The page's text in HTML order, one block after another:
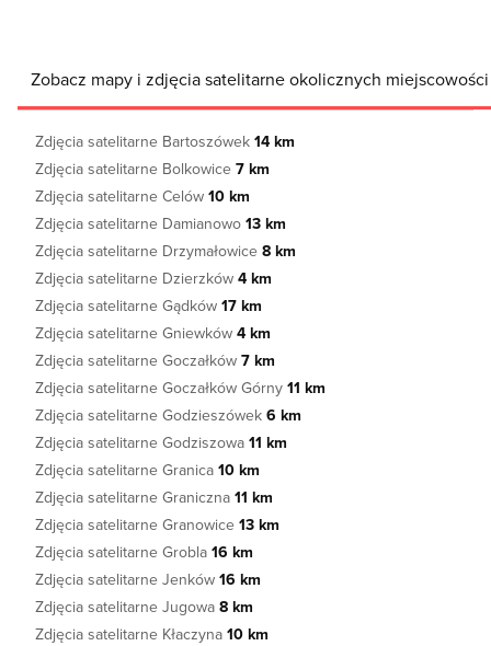
Zobacz mapy i zdjęcia satelitarne okolicznych
Zdjęcia satelitarne Bartoszówek 14 km
Zdjęcia satelitarne Bolkowice 7 km
Zdjęcia satelitarne Celów 10 km
Zdjęcia satelitarne Damianowo 13 km
Zdjęcia satelitarne Drzymałowice 8 km
Zdjęcia satelitarne Dzierzków 4 km
Zdjęcia satelitarne Gądków 17 km
Zdjęcia satelitarne Gniewków 4 km
Zdjęcia satelitarne Goczałków 7 km
Zdjęcia satelitarne Goczałków Górny 11 km
Zdjęcia satelitarne Godzieszówek 6 km
Zdjęcia satelitarne Godziszowa 11 km
Zdjęcia satelitarne Granica 10 km
Zdjęcia satelitarne Graniczna 11 km
Zdjęcia satelitarne Granowice 13 km
Zdjęcia satelitarne Grobla 16 km
Zdjęcia satelitarne Jenków 16 km
Zdjęcia satelitarne Jugowa 8 km
Zdjęcia satelitarne Kłaczyna 10 km